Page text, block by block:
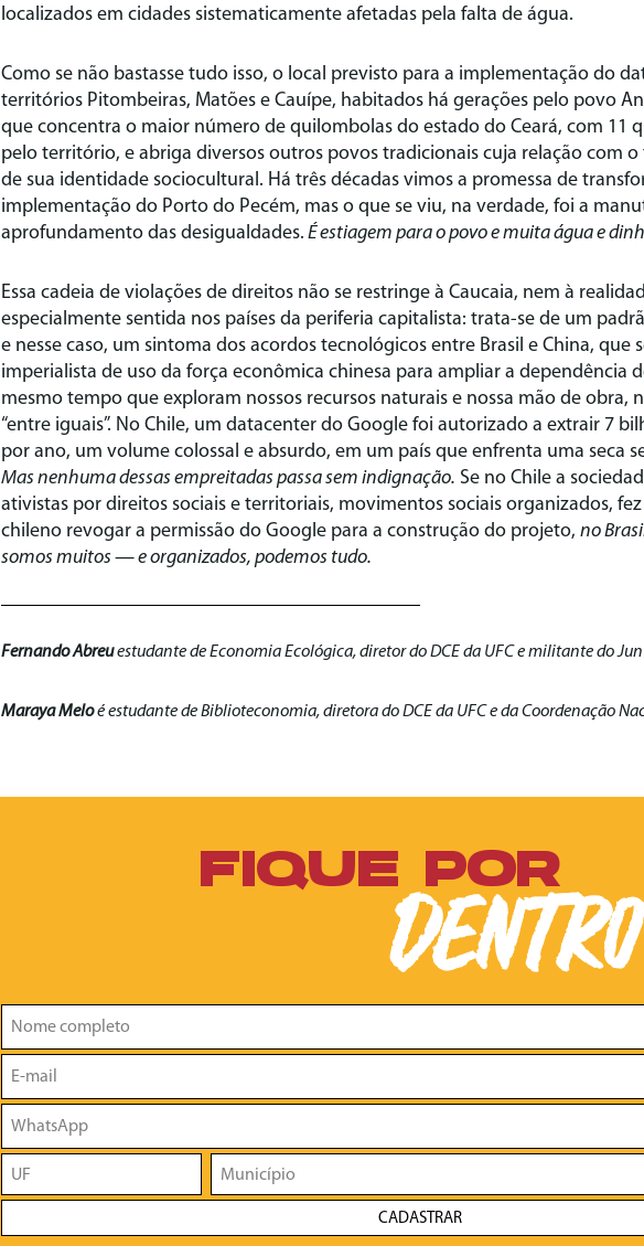
localizados em cidades sistematicamente afetadas pela falta de água.
Como se não bastasse tudo isso, o local previsto para a implementação do
territórios Pitombeiras, Matões e Cauípe, habitados há gerações pelo povo
que concentra o maior número de quilombolas do estado do Ceará, com 11
pelo território, e abriga diversos outros povos tradicionais cuja relação com
de sua identidade sociocultural. Há três décadas vimos a promessa de
implementação do Porto do Pecém, mas o que se viu, na verdade, foi a
aprofundamento das desigualdades. É estiagem para o povo e muita água e
Essa cadeia de violações de direitos não se restringe à Caucaia, nem à
especialmente sentida nos países da periferia capitalista: trata-se de um
e nesse caso, um sintoma dos acordos tecnológicos entre Brasil e China, que
imperialista de uso da força econômica chinesa para ampliar a dependência
mesmo tempo que exploram nossos recursos naturais e nossa mão de obra,
“entre iguais”. No Chile, um datacenter do Google foi autorizado a extrair 7
por ano, um volume colossal e absurdo, em um país que enfrenta uma seca
Mas nenhuma dessas empreitadas passa sem indignação. Se no Chile a
ativistas por direitos sociais e territoriais, movimentos sociais organizados,
chileno revogar a permissão do Google para a construção do projeto, no
somos muitos — e organizados, podemos tudo.
Fernando Abreuestudante de Economia Ecológica, diretor do DCE da UFC e militante do
Maraya Meloé estudante de Biblioteconomia, diretora do DCE da UFC e da Coordenação
FIQUE POR
DENTRO
CADASTRAR